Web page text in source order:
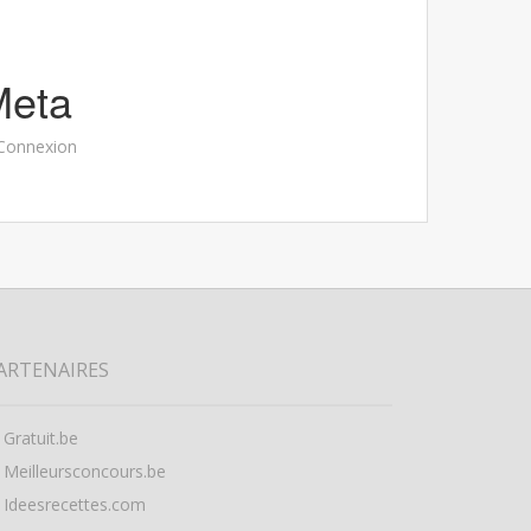
Gratuit.be
Meilleursconcours.be
Ideesrecettes.com